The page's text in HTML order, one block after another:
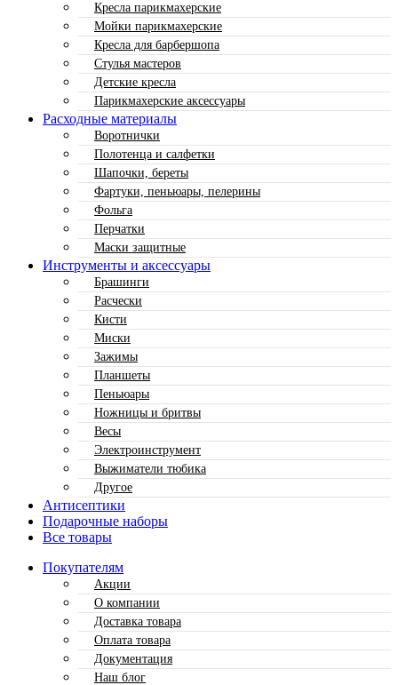
Кресла парикмахерские
Мойки парикмахерские
Кресла для барбершопа
Стулья мастеров
Детские кресла
Парикмахерские аксессуары
Расходные материалы
Воротнички
Полотенца и салфетки
Шапочки, береты
Фартуки, пеньюары, пелерины
Фольга
Перчатки
Маски защитные
Инструменты и аксессуары
Брашинги
Расчески
Кисти
Миски
Зажимы
Планшеты
Пеньюары
Ножницы и бритвы
Весы
Электроинструмент
Выжиматели тюбика
Другое
Антисептики
Подарочные наборы
Все товары
Покупателям
Акции
О компании
Доставка товара
Оплата товара
Документация
Наш блог